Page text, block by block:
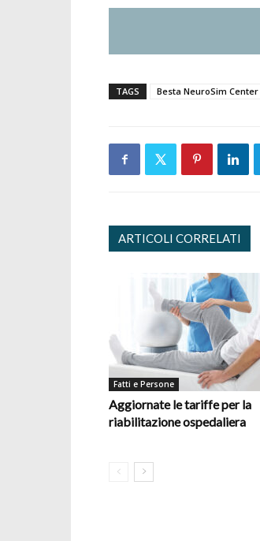
TAGS Besta NeuroSim Center
ARTICOLI CORRELATI
Fatti e Persone
Aggiornate le tariffe per la
riabilitazione ospedaliera